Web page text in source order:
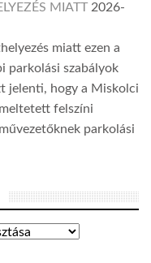
MIATT 2026-
miatt ezen a
parkolási szabályok
jelenti, hogy a Miskolci
felszíni
parkolási